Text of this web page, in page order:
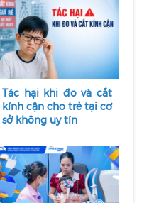
Tác hại khi đo và cắt
kính cận cho trẻ tại cơ
sở không uy tín